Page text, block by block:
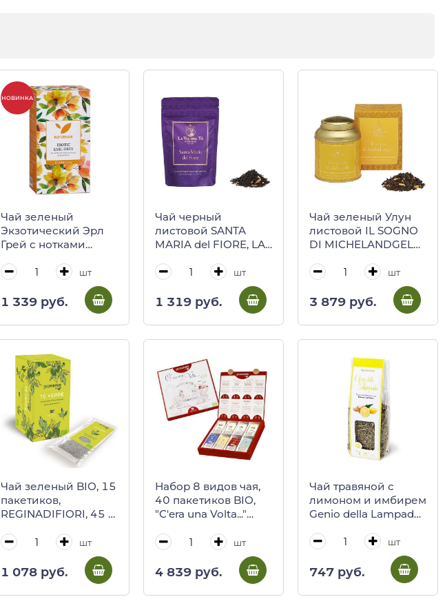
НОВИНКА
Чай зеленый
Экзотический Эрл
Грей с нотками
25 пакетиков,
NATURSAN, 37,5 кг
(карт/кор)
шт
1 339 руб.
Чай черный
листовой SANTA
MARIA del FIORE, LA
(пакет)
шт
1 319 руб.
Чай зеленый Улун
листовой IL SOGNO
DI MICHELANDGELO,
(ж/б в карт/кор)шт
3 879 руб.
Чай зеленый BIO, 15
пакетиков,
REGINADIFIORI, 45 г
шт
1 078 руб.
Набор 8 видов чая,
40 пакетиков BIO,
"C'era una Volta..."
картонной коробке
шт
4 839 руб.
Чай травяной с
лимоном и имбирем
Genio della Lampada,
(пл/пак)
шт
747 руб.